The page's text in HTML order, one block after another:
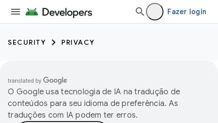
Fazer login
SECURITY PRIVACY
O Google usa tecnologia de IA na tradução de
conteúdos para seu idioma de preferência. As
traduções com IA podem ter erros.